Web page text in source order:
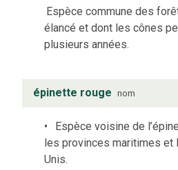
Espèce commune des
élancé et dont les cônes
plusieurs années.
épinette rouge nom
Espèce voisine de
les provinces maritimes et
Unis.